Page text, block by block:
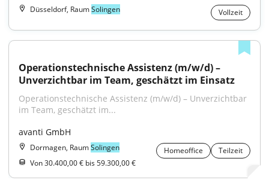
Düsseldorf, RaumSolingen Vollzeit
Operationstechnische Assistenz (m/w/d) –
Unverzichtbar im Team, geschätzt im Einsatz
Operationstechnische Assistenz (m/w/d) – Unverzichtbar
im Team, geschätzt im...
avanti GmbH
Dormagen, RaumSolingen Homeoffice
Teilzeit
Von 30.400,00 € bis 59.300,00 €